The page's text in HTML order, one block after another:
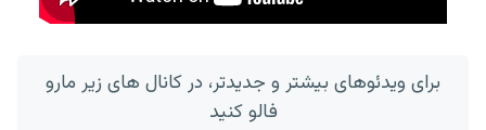
برای ویدئوهای بیشتر و جدیدتر، در کانال های زیر مارو
فالو کنید